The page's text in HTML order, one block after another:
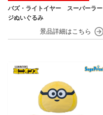
バズ・ライトイヤー スーパーラー
ジぬいぐるみ